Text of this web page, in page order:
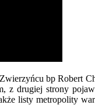
bp Robert
z drugiej strony
listy metropolity